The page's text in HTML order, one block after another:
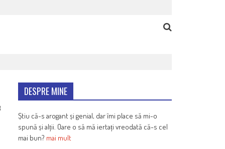
DESPRE MINE
Știu că-s arogant și genial, dar îmi place să mi-o
spună și alții. Oare o să mă iertați vreodată că-s cel
mai bun? mai mult